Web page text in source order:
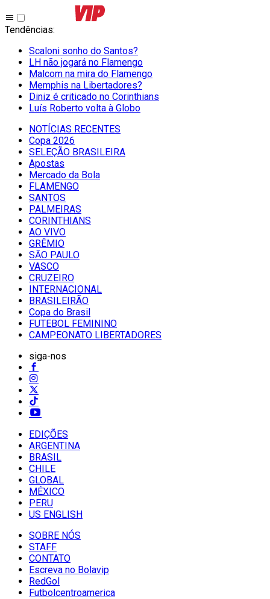
Tendências:
Scaloni sonho do Santos?
LH não jogará no Flamengo
Malcom na mira do Flamengo
Memphis na Libertadores?
Diniz é criticado no Corinthians
Luís Roberto volta à Globo
NOTÍCIAS RECENTES
Copa 2026
SELEÇÃO BRASILEIRA
Apostas
Mercado da Bola
FLAMENGO
SANTOS
PALMEIRAS
CORINTHIANS
AO VIVO
GRÊMIO
SĀO PAULO
VASCO
CRUZEIRO
INTERNACIONAL
BRASILEIRÃO
Copa do Brasil
FUTEBOL FEMININO
CAMPEONATO LIBERTADORES
siga-nos
EDIÇÕES
ARGENTINA
BRASIL
CHILE
GLOBAL
MÉXICO
PERU
US ENGLISH
SOBRE NÓS
STAFF
CONTATO
Escreva no Bolavip
RedGol
Futbolcentroamerica